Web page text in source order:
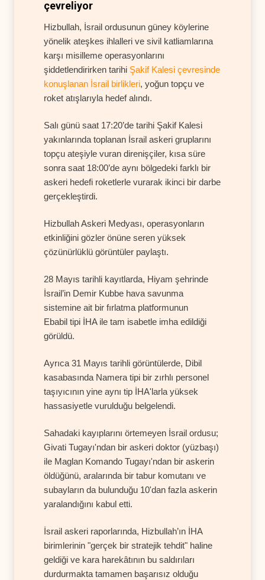
çevreliyor
Hizbullah, İsrail ordusunun güney köylerine
yönelik ateşkes ihlalleri ve sivil katliamlarına
karşı misilleme operasyonlarını
şiddetlendirirken tarihi Şakif Kalesi çevresinde
konuşlanan İsrail birlikleri, yoğun topçu ve
roket atışlarıyla hedef alındı.
Salı günü saat 17:20’de tarihi Şakif Kalesi
yakınlarında toplanan İsrail askeri gruplarını
topçu ateşiyle vuran direnişçiler, kısa süre
sonra saat 18:00’de aynı bölgedeki farklı bir
askeri hedefi roketlerle vurarak ikinci bir darbe
gerçekleştirdi.
Hizbullah Askeri Medyası, operasyonların
etkinliğini gözler önüne seren yüksek
çözünürlüklü görüntüler paylaştı.
28 Mayıs tarihli kayıtlarda, Hiyam şehrinde
İsrail’in Demir Kubbe hava savunma
sistemine ait bir fırlatma platformunun
Ebabil tipi İHA ile tam isabetle imha edildiği
görüldü.
Ayrıca 31 Mayıs tarihli görüntülerde, Dibil
kasabasında Namera tipi bir zırhlı personel
taşıyıcının yine aynı tip İHA'larla yüksek
hassasiyetle vurulduğu belgelendi.
Sahadaki kayıplarını örtemeyen İsrail ordusu;
Givati Tugayı'ndan bir askeri doktor (yüzbaşı)
ile Maglan Komando Tugayı'ndan bir askerin
öldüğünü, aralarında bir tabur komutanı ve
subayların da bulunduğu 10'dan fazla askerin
yaralandığını kabul etti.
İsrail askeri raporlarında, Hizbullah’ın İHA
birimlerinin "gerçek bir stratejik tehdit" haline
geldiği ve kara harekâtının bu saldırıları
durdurmakta tamamen başarısız olduğu